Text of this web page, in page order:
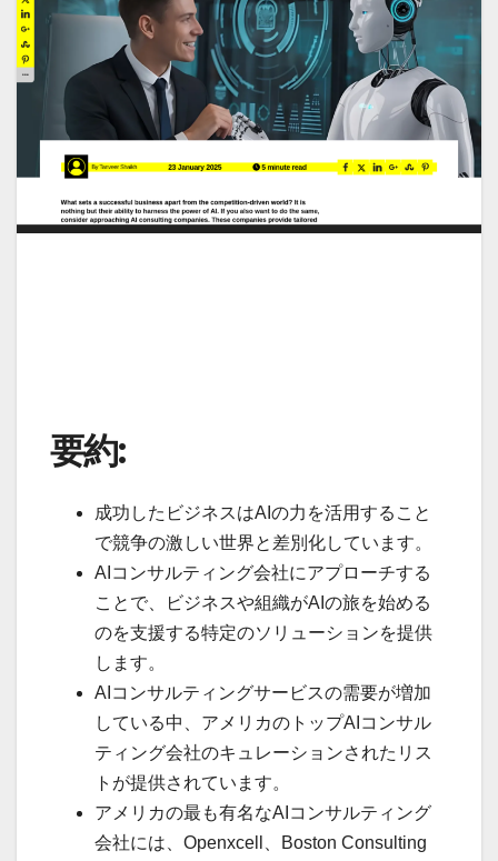
要約:
成功したビジネスはAIの力を活用すること
で競争の激しい世界と差別化しています。
AIコンサルティング会社にアプローチする
ことで、ビジネスや組織がAIの旅を始める
のを支援する特定のソリューションを提供
します。
AIコンサルティングサービスの需要が増加
している中、アメリカのトップAIコンサル
ティング会社のキュレーションされたリス
トが提供されています。
アメリカの最も有名なAIコンサルティング
会社には、Openxcell、Boston Consulting